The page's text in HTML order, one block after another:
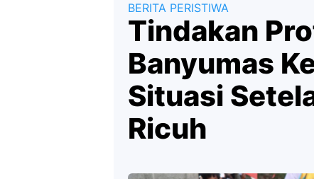
BERITA PERISTIWA
Tindakan
Banyumas
Situasi
Ricuh